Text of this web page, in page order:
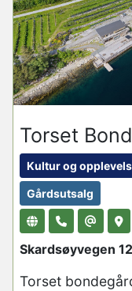
Torset
Kultur og
Gårdsutsalg
Skardsøyvegen
Torset